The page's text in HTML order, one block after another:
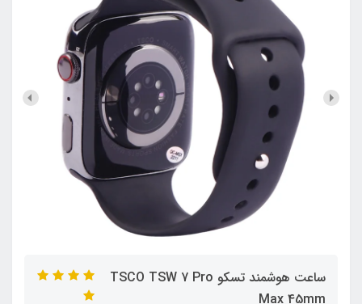
ساعت هوشمند تسکو TSCO TSW 7 Pro
Max 45mm